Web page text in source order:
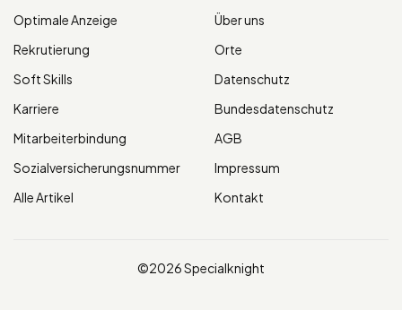
Optimale Anzeige
Rekrutierung
Soft Skills
Karriere
Mitarbeiterbindung
Sozialversicherungsnummer
Alle Artikel
Über uns
Orte
Datenschutz
Bundesdatenschutz
AGB
Impressum
Kontakt
©2026 Specialknight